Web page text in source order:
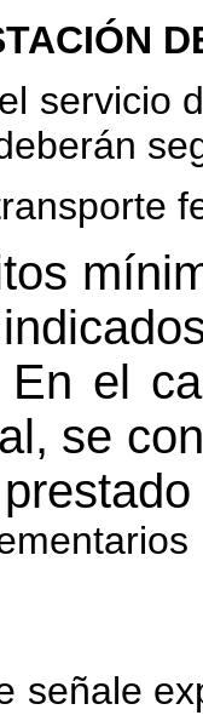
servicio
En el
se
señale